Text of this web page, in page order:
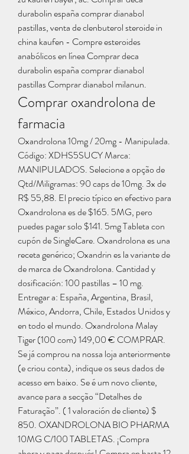
durabolin españa comprar dianabol
pastillas, venta de clenbuterol steroide in
china kaufen - Compre esteroides
anabólicos en línea Comprar deca
durabolin españa comprar dianabol
pastillas Comprar dianabol milanun.
Comprar oxandrolona de
farmacia
Oxandrolona 10mg / 20mg - Manipulada.
Código: XDHS5SUCY Marca:
MANIPULADOS. Selecione a opção de
Qtd/Miligramas: 90 caps de 10mg. 3x de
R$ 55,88. El precio típico en efectivo para
Oxandrolona es de $165. 5MG, pero
puedes pagar solo $141. 5mg Tableta con
cupón de SingleCare. Oxandrolona es una
receta genérico; Oxandrin es la variante de
de marca de Oxandrolona. Cantidad y
dosificación: 100 pastillas – 10 mg.
Entregar a: España, Argentina, Brasil,
México, Andorra, Chile, Estados Unidos y
en todo el mundo. Oxandrolona Malay
Tiger (100 com) 149,00 € COMPRAR.
Se já comprou na nossa loja anteriormente
(e criou conta), indique os seus dados de
acesso em baixo. Se é um novo cliente,
avance para a secção “Detalhes de
Faturação”. ( 1 valoración de cliente) $
850. OXANDROLONA BIO PHARMA
10MG C/100 TABLETAS. ¡Compra